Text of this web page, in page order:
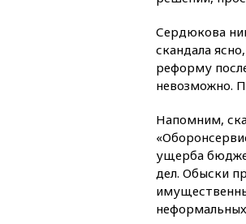
Сердюкова
скандала
реформу
невозможно.
Напомним,
ущерба
дел. Обыски